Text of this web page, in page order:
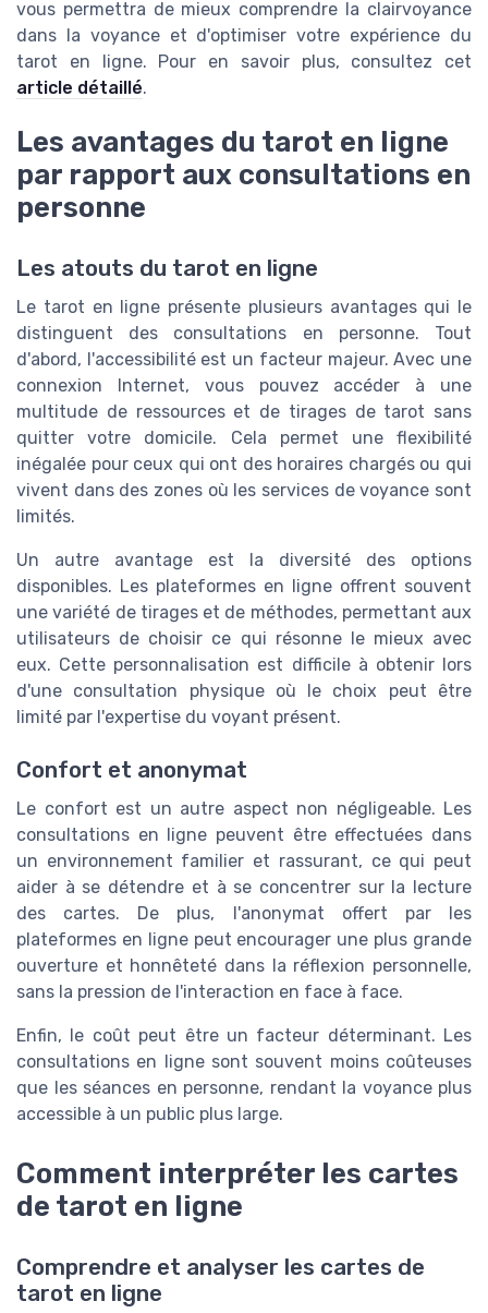
vous permettra de mieux comprendre la clairvoyance
dans la voyance et d'optimiser votre expérience du
tarot en ligne. Pour en savoir plus, consultez cet
article détaillé.
Les avantages du tarot en ligne
par rapport aux consultations en
personne
Les atouts du tarot en ligne
Le tarot en ligne présente plusieurs avantages qui le
distinguent des consultations en personne. Tout
d'abord, l'accessibilité est un facteur majeur. Avec une
connexion Internet, vous pouvez accéder à une
multitude de ressources et de tirages de tarot sans
quitter votre domicile. Cela permet une flexibilité
inégalée pour ceux qui ont des horaires chargés ou qui
vivent dans des zones où les services de voyance sont
limités.
Un autre avantage est la diversité des options
disponibles. Les plateformes en ligne offrent souvent
une variété de tirages et de méthodes, permettant aux
utilisateurs de choisir ce qui résonne le mieux avec
eux. Cette personnalisation est difficile à obtenir lors
d'une consultation physique où le choix peut être
limité par l'expertise du voyant présent.
Confort et anonymat
Le confort est un autre aspect non négligeable. Les
consultations en ligne peuvent être effectuées dans
un environnement familier et rassurant, ce qui peut
aider à se détendre et à se concentrer sur la lecture
des cartes. De plus, l'anonymat offert par les
plateformes en ligne peut encourager une plus grande
ouverture et honnêteté dans la réflexion personnelle,
sans la pression de l'interaction en face à face.
Enfin, le coût peut être un facteur déterminant. Les
consultations en ligne sont souvent moins coûteuses
que les séances en personne, rendant la voyance plus
accessible à un public plus large.
Comment interpréter les cartes
de tarot en ligne
Comprendre et analyser les cartes de
tarot en ligne